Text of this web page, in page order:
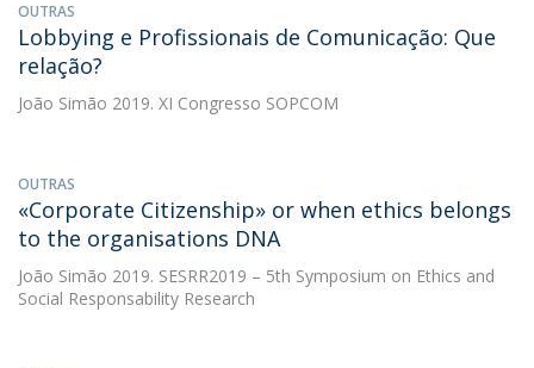
OUTRAS
Lobbying e Profissionais de Comunicação: Que
relação?
João Simão 2019. XI Congresso SOPCOM
OUTRAS
«Corporate Citizenship» or when ethics belongs
to the organisations DNA
João Simão 2019. SESRR2019 – 5th Symposium on Ethics and
Social Responsability Research